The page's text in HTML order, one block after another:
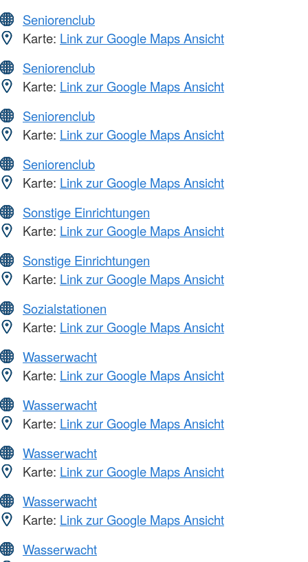
Seniorenclub
Karte: Link zur Google Maps Ansicht
Seniorenclub
Karte: Link zur Google Maps Ansicht
Seniorenclub
Karte: Link zur Google Maps Ansicht
Seniorenclub
Karte: Link zur Google Maps Ansicht
Sonstige Einrichtungen
Karte: Link zur Google Maps Ansicht
Sonstige Einrichtungen
Karte: Link zur Google Maps Ansicht
Sozialstationen
Karte: Link zur Google Maps Ansicht
Wasserwacht
Karte: Link zur Google Maps Ansicht
Wasserwacht
Karte: Link zur Google Maps Ansicht
Wasserwacht
Karte: Link zur Google Maps Ansicht
Wasserwacht
Karte: Link zur Google Maps Ansicht
Wasserwacht